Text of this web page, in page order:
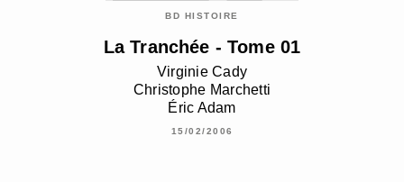
BD HISTOIRE
La Tranchée - Tome 01
Virginie Cady
Christophe Marchetti
Éric Adam
15/02/2006